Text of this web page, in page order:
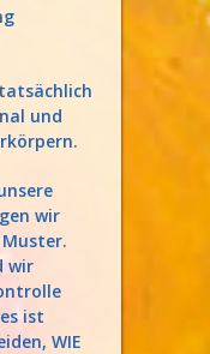
und
wir
wir
ist
WIE